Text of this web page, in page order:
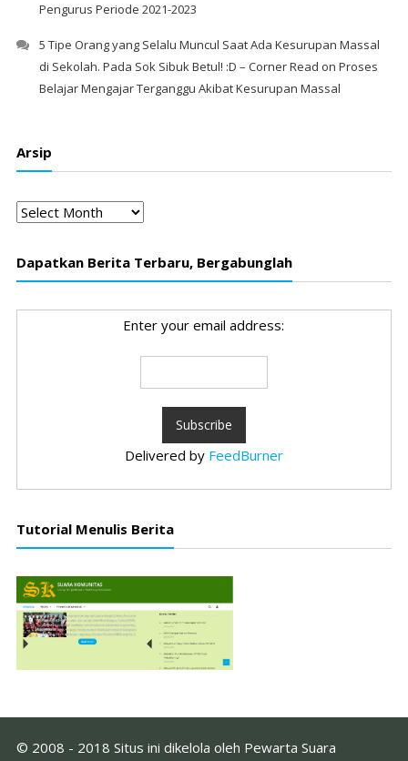
Pengurus Periode 2021-2023
5 Tipe Orang yang Selalu Muncul Saat Ada Kesurupan Massal
di Sekolah. Pada Sok Sibuk Betul! :D – Corner Read on Proses
Belajar Mengajar Terganggu Akibat Kesurupan Massal
Arsip
Arsip
Dapatkan Berita Terbaru, Bergabunglah
Enter your email address:
Delivered by FeedBurner
Tutorial Menulis Berita
© 2008 - 2018 Situs ini dikelola oleh Pewarta Suara